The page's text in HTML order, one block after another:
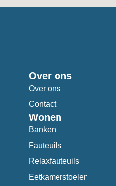
Over ons
Over ons
Contact
Wonen
Banken
Fauteuils
Relaxfauteuils
Eetkamerstoelen